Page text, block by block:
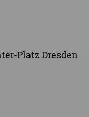
Platz Dresden